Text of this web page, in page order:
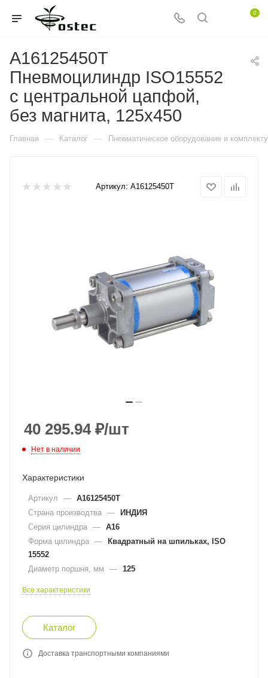
0
A16125450T
Пневмоцилиндр ISO15552
с центральной цапфой,
без магнита, 125x450
Главная — Каталог — Пневматическое оборудование и
Артикул: A16125450T
40 295.94₽/шт
Нет в наличии
Характеристики
Артикул — A16125450T
Страна производтва — ИНДИЯ
Серия цилиндра — A16
Форма цилиндра — Квадратный на шпильках, ISO
15552
Диаметр поршня, мм
— 125
Все характеристики
Каталог
Доставка транспортными компаниями